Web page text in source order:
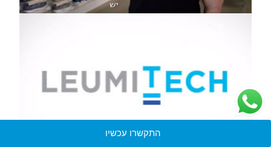
התקשרו עכשיו